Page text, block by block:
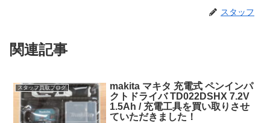
スタッフ
関連記事
スタッフ買取ブログ
makita マキタ 充電式 ペンインパ
クトドライバ TD022DSHX 7.2V
1.5Ah / 充電工具を買い取りさせ
ていただきました！